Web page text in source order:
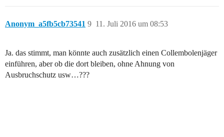
Anonym_a5fb5cb73541 11. Juli 2016 um 08:53
9
Ja. das stimmt, man könnte auch zusätzlich einen Collembolenjäger
einführen, aber ob die dort bleiben, ohne Ahnung von
Ausbruchschutz usw…???